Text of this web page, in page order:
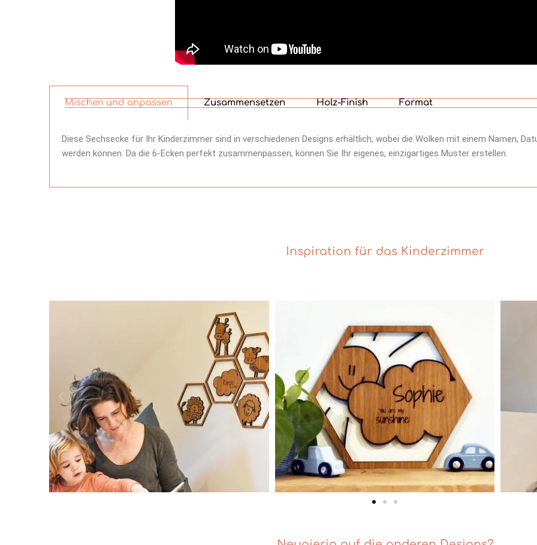
Mischen und anpassen Zusammensetzen Holz-Finish Format
Diese Sechsecke für Ihr Kinderzimmer sind in verschiedenen Designs erhältlich, wobei die Wolken mit einem Namen,
werden können. Da die 6-Ecken perfekt zusammenpassen, können Sie Ihr eigenes, einzigartiges Muster erstellen.
Inspiration für das Kinderzimmer